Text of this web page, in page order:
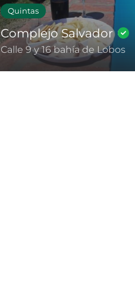
Quintas
Complejo Salvador
Calle 9 y 16 bahía de Lobos